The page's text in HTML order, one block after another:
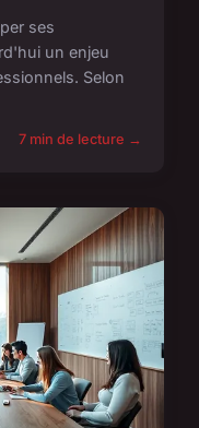
ses
un enjeu
Selon
7 min de lecture →